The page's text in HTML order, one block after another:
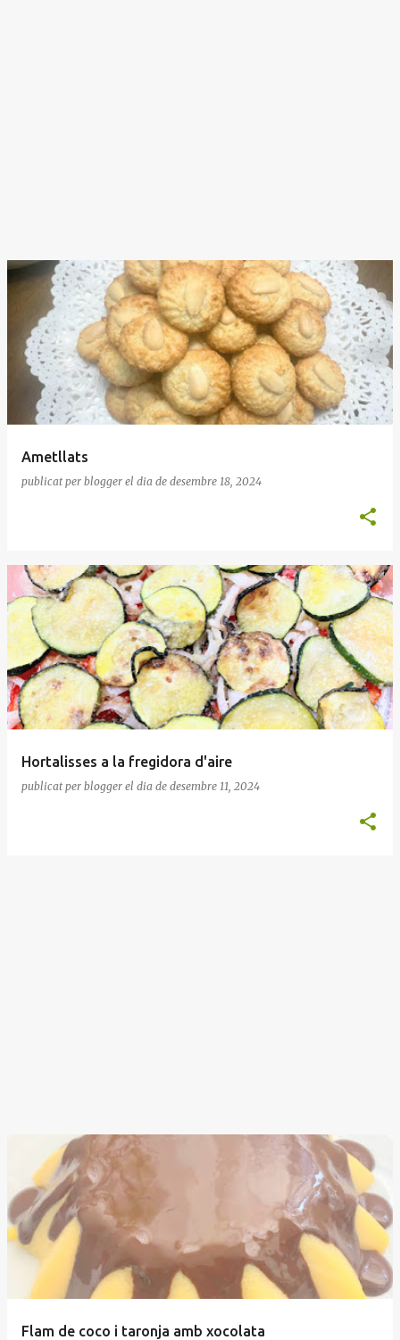
Ametllats
publicat per blogger el dia de desembre 18, 2024
Hortalisses a la fregidora d'aire
publicat per blogger el dia de desembre 11, 2024
Flam de coco i taronja amb xocolata